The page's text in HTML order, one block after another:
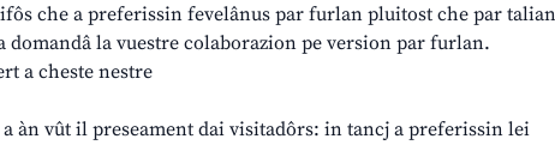
che a preferissin fevelânus par furlan pluitost che par
domandâ la vuestre colaborazion pe version par furlan.
a cheste nestre
àn vût il preseament dai visitadôrs: in tancj a preferissin lei